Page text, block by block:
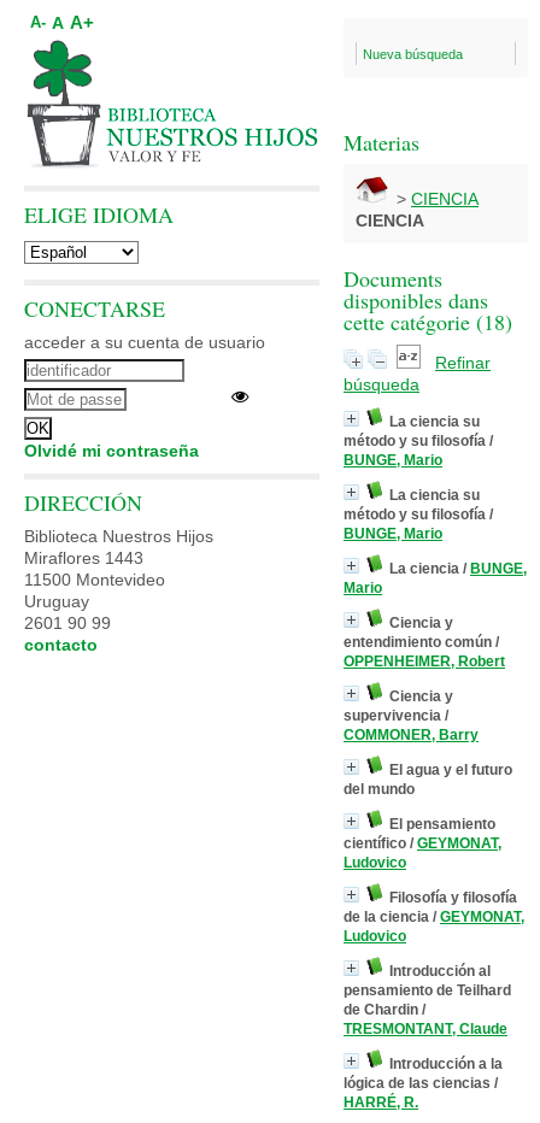
Nueva búsqueda
Materias
> CIENCIA
CIENCIA
Documents
disponibles dans
cette catégorie (18)
Refinar
búsqueda
La ciencia su
método y su filosofía /
BUNGE, Mario
La ciencia su
método y su filosofía /
BUNGE, Mario
La ciencia / BUNGE,
Mario
Ciencia y
entendimiento común /
OPPENHEIMER, Robert
Ciencia y
supervivencia /
COMMONER, Barry
El agua y el futuro
del mundo
El pensamiento
científico / GEYMONAT,
Ludovico
Filosofía y filosofía
de la ciencia / GEYMONAT,
Ludovico
Introducción al
pensamiento de Teilhard
de Chardin /
TRESMONTANT, Claude
Introducción a la
lógica de las ciencias /
HARRÉ, R.
A- A A+
ELIGE IDIOMA
CONECTARSE
acceder a su cuenta de usuario
Olvidé mi contraseña
DIRECCIÓN
Biblioteca Nuestros Hijos
Miraflores 1443
11500 Montevideo
Uruguay
2601 90 99
contacto